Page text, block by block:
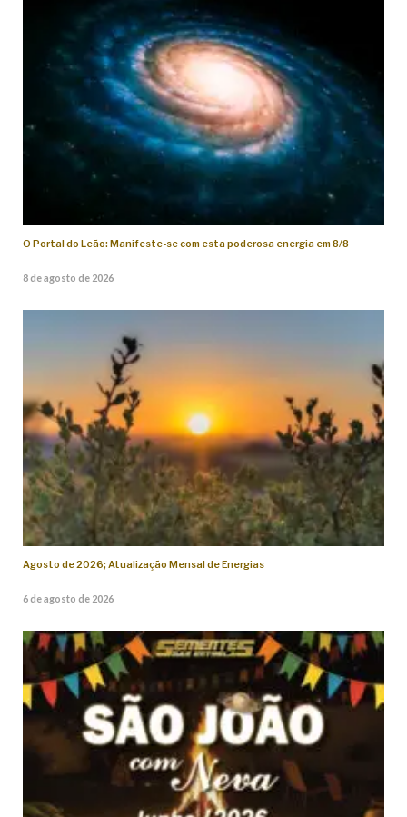
O Portal do Leão: Manifeste-se com esta poderosa energia em 8/8
8 de agosto de 2026
Agosto de 2026; Atualização Mensal de Energias
6 de agosto de 2026